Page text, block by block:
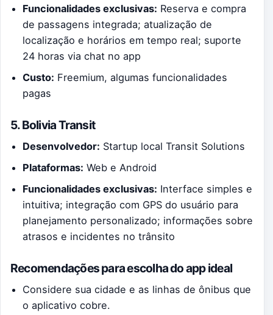
Funcionalidades exclusivas: Reserva e compra
de passagens integrada; atualização de
localização e horários em tempo real; suporte
24 horas via chat no app
Custo: Freemium, algumas funcionalidades
pagas
5. Bolivia Transit
Desenvolvedor: Startup local Transit Solutions
Plataformas: Web e Android
Funcionalidades exclusivas: Interface simples e
intuitiva; integração com GPS do usuário para
planejamento personalizado; informações sobre
atrasos e incidentes no trânsito
Recomendações para escolha do app ideal
Considere sua cidade e as linhas de ônibus que
o aplicativo cobre.